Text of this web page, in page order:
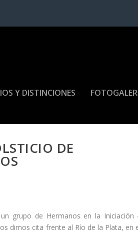
Y DISTINCIONES
DE
grupo de Hermanos en la Iniciación
dimos cita frente al Río de la Plata, en